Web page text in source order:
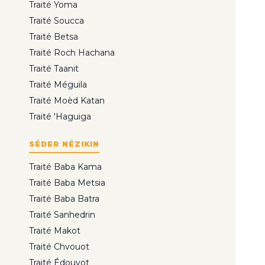
Traité Yoma
Traité Soucca
Traité Betsa
Traité Roch Hachana
Traité Taanit
Traité Méguila
Traité Moèd Katan
Traité 'Haguiga
SÉDER NÉZIKIN
Traité Baba Kama
Traité Baba Metsia
Traité Baba Batra
Traité Sanhedrin
Traité Makot
Traité Chvouot
Traité Édouyot